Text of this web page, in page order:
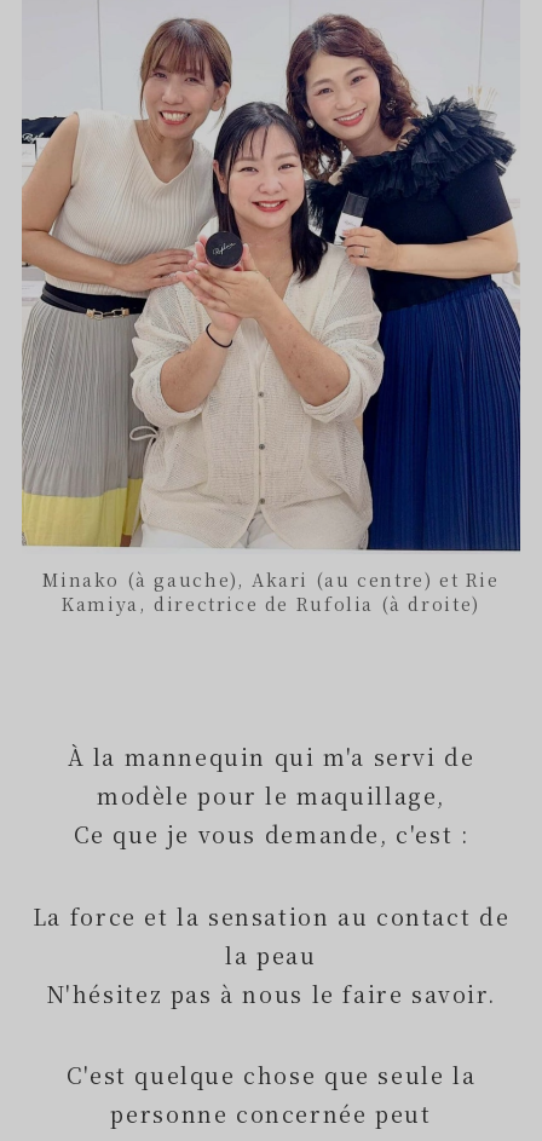
Minako (à gauche), Akari (au centre) et Rie
Kamiya, directrice de Rufolia (à droite)
À la mannequin qui m'a servi de
modèle pour le maquillage,
Ce que je vous demande, c'est :
La force et la sensation au contact de
la peau
N'hésitez pas à nous le faire savoir.
C'est quelque chose que seule la
personne concernée peut